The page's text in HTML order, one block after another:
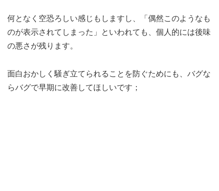
何となく空恐ろしい感じもしますし、「偶然このようなも
のが表示されてしまった」といわれても、個人的には後味
の悪さが残ります。
面白おかしく騒ぎ立てられることを防ぐためにも、バグな
らバグで早期に改善してほしいです；